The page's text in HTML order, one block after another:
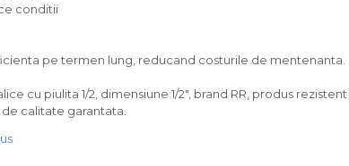
conditii
pe termen lung, reducand costurile de mentenanta.
cu piulita 1/2, dimensiune 1/2", brand RR, produs
calitate garantata.